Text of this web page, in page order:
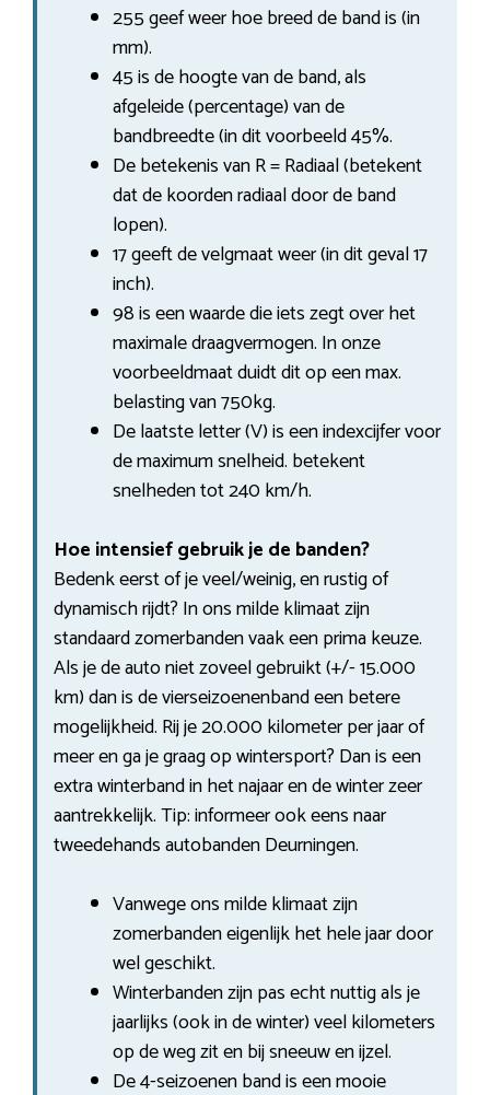
255 geef weer hoe breed de band is (in
mm).
45 is de hoogte van de band, als
afgeleide (percentage) van de
bandbreedte (in dit voorbeeld 45%.
De betekenis van R = Radiaal (betekent
dat de koorden radiaal door de band
lopen).
17 geeft de velgmaat weer (in dit geval 17
inch).
98 is een waarde die iets zegt over het
maximale draagvermogen. In onze
voorbeeldmaat duidt dit op een max.
belasting van 750kg.
De laatste letter (V) is een indexcijfer voor
de maximum snelheid. betekent
snelheden tot 240 km/h.
Hoe intensief gebruik je de banden?
Bedenk eerst of je veel/weinig, en rustig of
dynamisch rijdt? In ons milde klimaat zijn
standaard zomerbanden vaak een prima keuze.
Als je de auto niet zoveel gebruikt (+/- 15.000
km) dan is de vierseizoenenband een betere
mogelijkheid. Rij je 20.000 kilometer per jaar of
meer en ga je graag op wintersport? Dan is een
extra winterband in het najaar en de winter zeer
aantrekkelijk. Tip: informeer ook eens naar
tweedehands autobanden Deurningen.
Vanwege ons milde klimaat zijn
zomerbanden eigenlijk het hele jaar door
wel geschikt.
Winterbanden zijn pas echt nuttig als je
jaarlijks (ook in de winter) veel kilometers
op de weg zit en bij sneeuw en ijzel.
De 4-seizoenen band is een mooie